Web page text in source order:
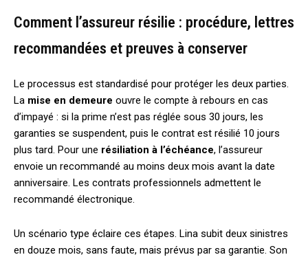
Comment l’assureur résilie : procédure, lettres
recommandées et preuves à conserver
Le processus est standardisé pour protéger les deux parties.
La mise en demeure ouvre le compte à rebours en cas
d’impayé : si la prime n’est pas réglée sous 30 jours, les
garanties se suspendent, puis le contrat est résilié 10 jours
plus tard. Pour une résiliation à l’échéance, l’assureur
envoie un recommandé au moins deux mois avant la date
anniversaire. Les contrats professionnels admettent le
recommandé électronique.
Un scénario type éclaire ces étapes. Lina subit deux sinistres
en douze mois, sans faute, mais prévus par sa garantie. Son